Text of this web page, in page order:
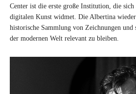
Center ist die erste große Institution, die sich
digitalen Kunst widmet. Die Albertina
historische Sammlung von Zeichnungen
der modernen Welt relevant zu bleiben.